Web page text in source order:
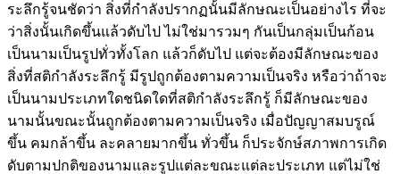
ระลึกรู้จนชัดว่า สิ่งที่กำลังปรากฏนั้นมีลักษณะเป็นอย่างไร ที่จะ
ว่าสิ่งนั้นเกิดขึ้นแล้วดับไป ไม่ใช่มารวมๆ กันเป็นกลุ่มเป็นก้อน
เป็นนามเป็นรูปทั่วทั้งโลก แล้วก็ดับไป แต่จะต้องมีลักษณะของ
สิ่งที่สติกำลังระลึกรู้ มีรูปถูกต้องตามความเป็นจริง หรือว่าถ้าจะ
เป็นนามประเภทใดชนิดใดที่สติกำลังระลึกรู้ ก็มีลักษณะของ
นามนั้นขณะนั้นถูกต้องตามความเป็นจริง เมื่อปัญญาสมบรูณ์
ขึ้น คมกล้าขึ้น ละคลายมากขึ้น ทั่วขึ้น ก็ประจักษ์สภาพการเกิด
ดับตามปกติของนามและรูปแต่ละขณะแต่ละประเภท แต่ไม่ใช่